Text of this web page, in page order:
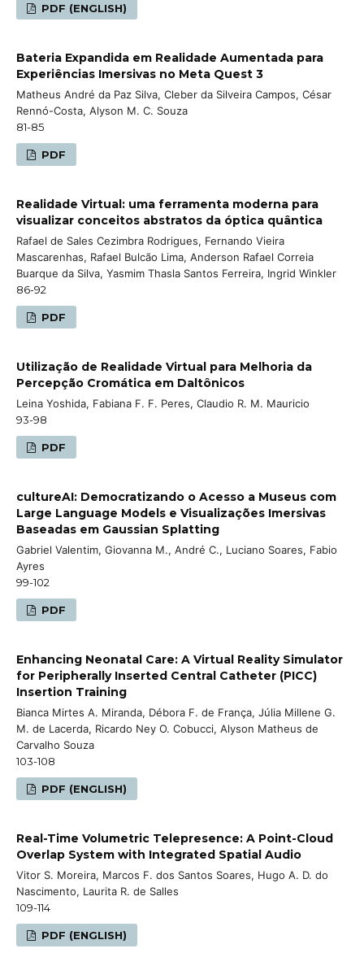
PDF (ENGLISH)
Bateria Expandida em Realidade Aumentada para
Experiências Imersivas no Meta Quest 3
Matheus André da Paz Silva, Cleber da Silveira Campos, César
Rennó-Costa, Alyson M. C. Souza
81-85
PDF
Realidade Virtual: uma ferramenta moderna para
visualizar conceitos abstratos da óptica quântica
Rafael de Sales Cezimbra Rodrigues, Fernando Vieira
Mascarenhas, Rafael Bulcão Lima, Anderson Rafael Correia
Buarque da Silva, Yasmim Thasla Santos Ferreira, Ingrid Winkler
86-92
PDF
Utilização de Realidade Virtual para Melhoria da
Percepção Cromática em Daltônicos
Leina Yoshida, Fabiana F. F. Peres, Claudio R. M. Mauricio
93-98
PDF
cultureAI: Democratizando o Acesso a Museus com
Large Language Models e Visualizações Imersivas
Baseadas em Gaussian Splatting
Gabriel Valentim, Giovanna M., André C., Luciano Soares, Fabio
Ayres
99-102
PDF
Enhancing Neonatal Care: A Virtual Reality Simulator
for Peripherally Inserted Central Catheter (PICC)
Insertion Training
Bianca Mirtes A. Miranda, Débora F. de França, Júlia Millene G.
M. de Lacerda, Ricardo Ney O. Cobucci, Alyson Matheus de
Carvalho Souza
103-108
PDF (ENGLISH)
Real-Time Volumetric Telepresence: A Point-Cloud
Overlap System with Integrated Spatial Audio
Vitor S. Moreira, Marcos F. dos Santos Soares, Hugo A. D. do
Nascimento, Laurita R. de Salles
109-114
PDF (ENGLISH)